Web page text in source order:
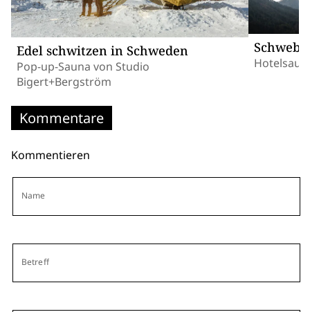
Edel schwitzen in Schweden
Pop-up-Sauna von Studio
Bigert+Bergström
Kommentare
Kommentieren
Name
Betreff